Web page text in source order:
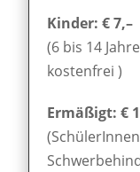
Kinder: € 7,–
(6 bis 14
kostenfrei )
Ermäßigt: €